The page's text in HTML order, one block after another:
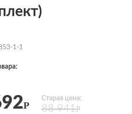
1-1
Р
Старая цена:
88 941Р